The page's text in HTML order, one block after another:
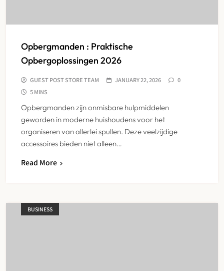
Opbergmanden : Praktische
Opbergoplossingen 2026
GUEST POST STORE TEAM JANUARY 22, 2026
0
5 MINS
Opbergmanden zijn onmisbare hulpmiddelen
geworden in moderne huishoudens voor het
organiseren van allerlei spullen. Deze veelzijdige
accessoires bieden niet alleen…
Read More
BUSINESS